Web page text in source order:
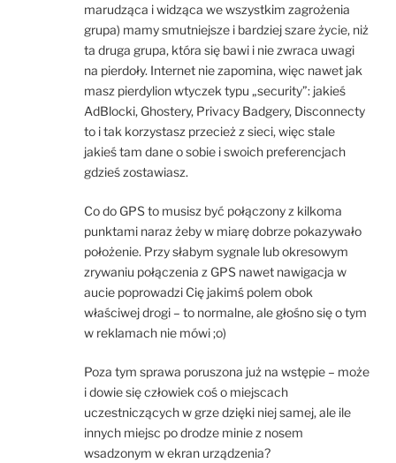
marudząca i widząca we wszystkim zagrożenia
grupa) mamy smutniejsze i bardziej szare życie, niż
ta druga grupa, która się bawi i nie zwraca uwagi
na pierdoły. Internet nie zapomina, więc nawet jak
masz pierdylion wtyczek typu „security”: jakieś
AdBlocki, Ghostery, Privacy Badgery, Disconnecty
to i tak korzystasz przecież z sieci, więc stale
jakieś tam dane o sobie i swoich preferencjach
gdzieś zostawiasz.
Co do GPS to musisz być połączony z kilkoma
punktami naraz żeby w miarę dobrze pokazywało
położenie. Przy słabym sygnale lub okresowym
zrywaniu połączenia z GPS nawet nawigacja w
aucie poprowadzi Cię jakimś polem obok
właściwej drogi – to normalne, ale głośno się o tym
w reklamach nie mówi ;o)
Poza tym sprawa poruszona już na wstępie – może
i dowie się człowiek coś o miejscach
uczestniczących w grze dzięki niej samej, ale ile
innych miejsc po drodze minie z nosem
wsadzonym w ekran urządzenia?